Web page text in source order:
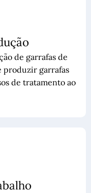
de garrafas de
produzir garrafas
de tratamento ao